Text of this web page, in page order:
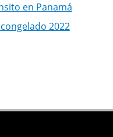
en Panamá
2022